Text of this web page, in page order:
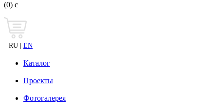
(0) c
RU | EN
Каталог
Проекты
Фотогалерея